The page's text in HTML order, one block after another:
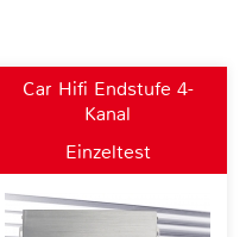
Car Hifi Endstufe 4-
Kanal
Einzeltest